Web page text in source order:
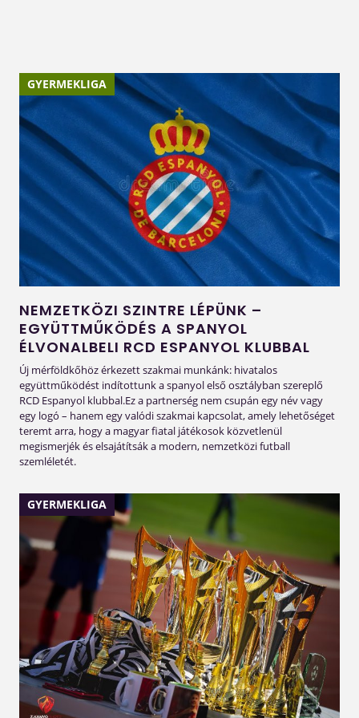
GYERMEKLIGA
NEMZETKÖZI SZINTRE LÉPÜNK –
EGYÜTTMŰKÖDÉS A SPANYOL
ÉLVONALBELI RCD ESPANYOL KLUBBAL
Új mérföldkőhöz érkezett szakmai munkánk: hivatalos
együttműködést indítottunk a spanyol első osztályban szereplő
RCD Espanyol klubbal.Ez a partnerség nem csupán egy név vagy
egy logó – hanem egy valódi szakmai kapcsolat, amely lehetőséget
teremt arra, hogy a magyar fiatal játékosok közvetlenül
megismerjék és elsajátítsák a modern, nemzetközi futball
szemléletét.
GYERMEKLIGA